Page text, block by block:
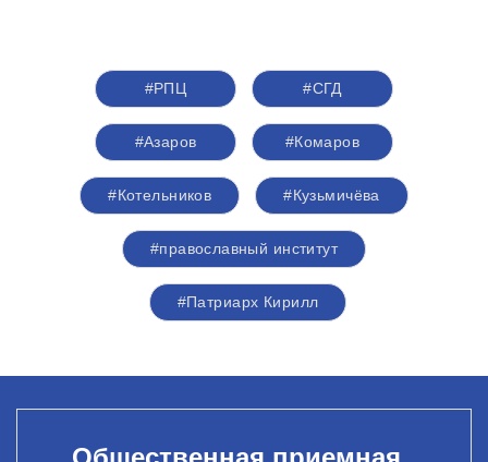
#РПЦ #СГД
#Азаров #Комаров
#Котельников #Кузьмичёва
#православный институт
#Патриарх Кирилл